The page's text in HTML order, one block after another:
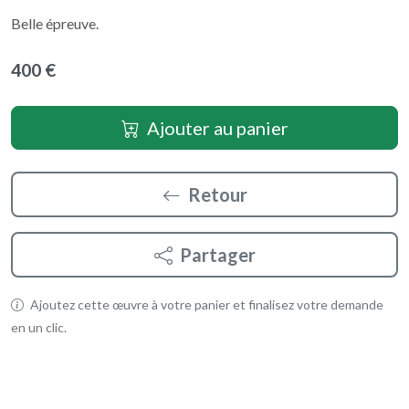
Belle épreuve.
400 €
Ajouter au panier
Retour
Partager
Ajoutez cette œuvre à votre panier et finalisez votre demande
en un clic.